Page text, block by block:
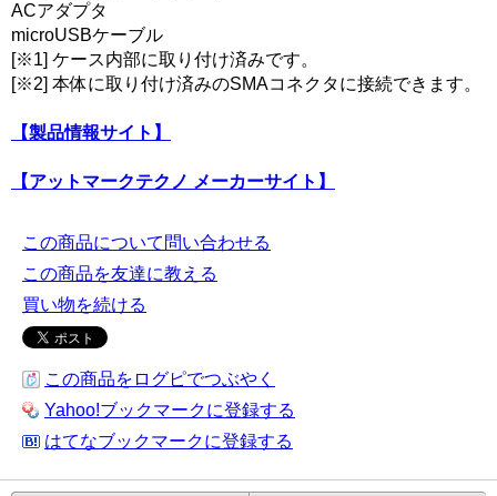
ACアダプタ
microUSBケーブル
[※1] ケース内部に取り付け済みです。
[※2] 本体に取り付け済みのSMAコネクタに接続できます。
【製品情報サイト】
【アットマークテクノ メーカーサイト】
この商品について問い合わせる
この商品を友達に教える
買い物を続ける
この商品をログピでつぶやく
Yahoo!ブックマークに登録する
はてなブックマークに登録する